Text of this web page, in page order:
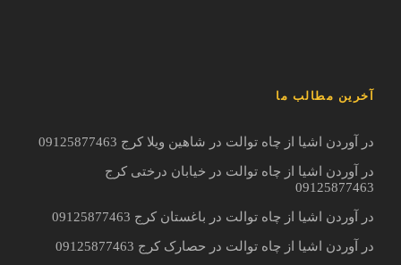
آخرین مطالب ما
در آوردن اشیا از چاه توالت در شاهین ویلا کرج 09125877463
در آوردن اشیا از چاه توالت در خیابان درختی کرج
09125877463
در آوردن اشیا از چاه توالت در باغستان کرج 09125877463
در آوردن اشیا از چاه توالت در حصارک کرج 09125877463